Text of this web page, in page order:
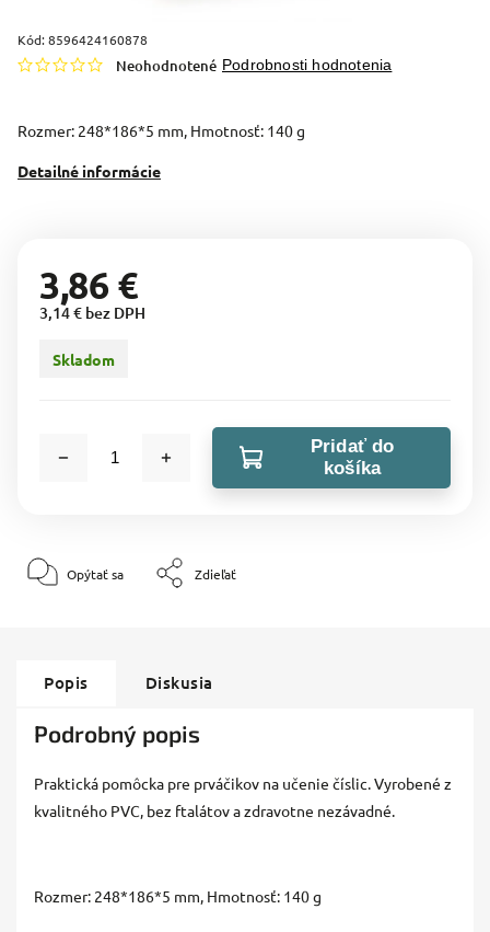
Kód:8596424160878
Neohodnotené Podrobnosti hodnotenia
Rozmer: 248*186*5 mm, Hmotnosť: 140 g
Detailné informácie
3,86 €
3,14 € bez DPH
Skladom
Pridať do
košíka
Opýtať sa Zdieľať
Popis Diskusia
Podrobný popis
Praktická pomôcka pre prváčikov na učenie číslic. Vyrobené z
kvalitného PVC, bez ftalátov a zdravotne nezávadné.
Rozmer: 248*186*5 mm, Hmotnosť: 140 g